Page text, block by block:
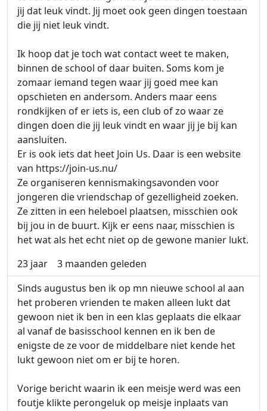
jij dat leuk vindt. Jij moet ook geen dingen toestaan
die jij niet leuk vindt.
Ik hoop dat je toch wat contact weet te maken,
binnen de school of daar buiten. Soms kom je
zomaar iemand tegen waar jij goed mee kan
opschieten en andersom. Anders maar eens
rondkijken of er iets is, een club of zo waar ze
dingen doen die jij leuk vindt en waar jij je bij kan
aansluiten.
Er is ook iets dat heet Join Us. Daar is een website
van https://join-us.nu/
Ze organiseren kennismakingsavonden voor
jongeren die vriendschap of gezelligheid zoeken.
Ze zitten in een heleboel plaatsen, misschien ook
bij jou in de buurt. Kijk er eens naar, misschien is
het wat als het echt niet op de gewone manier lukt.
23 jaar
3 maanden geleden
Sinds augustus ben ik op mn nieuwe school al aan
het proberen vrienden te maken alleen lukt dat
gewoon niet ik ben in een klas geplaats die elkaar
al vanaf de basisschool kennen en ik ben de
enigste de ze voor de middelbare niet kende het
lukt gewoon niet om er bij te horen.
Vorige bericht waarin ik een meisje werd was een
foutje klikte perongeluk op meisje inplaats van